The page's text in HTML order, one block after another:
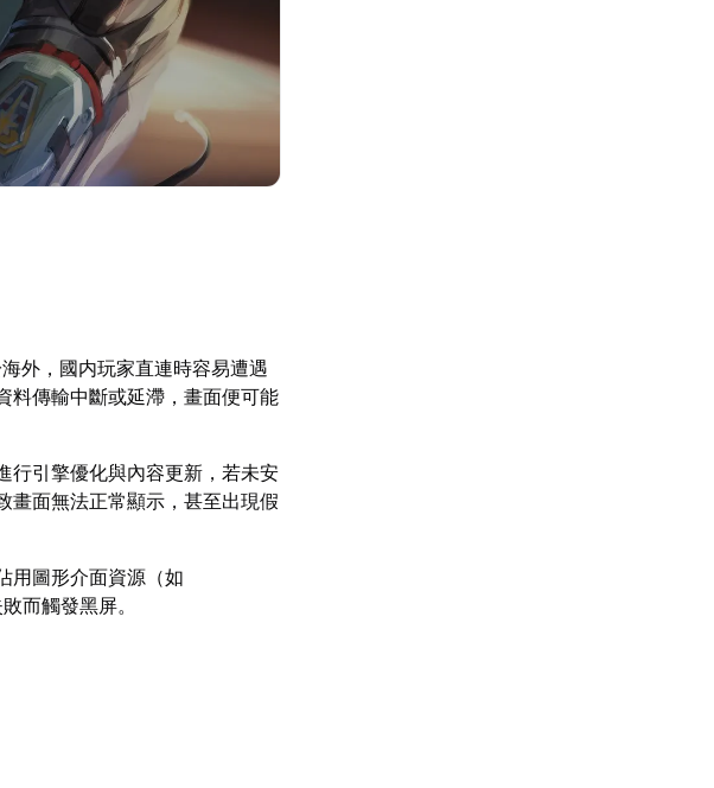
外，國内玩家直連時容易遭遇
料傳輸中斷或延滯，畫面便可能
行引擎優化與內容更新，若未安
畫面無法正常顯示，甚至出現假
用圖形介面資源（如
而觸發黑屏。